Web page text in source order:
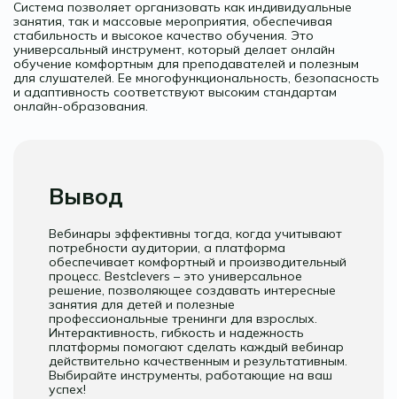
Система позволяет организовать как индивидуальные
занятия, так и массовые мероприятия, обеспечивая
стабильность и высокое качество обучения. Это
универсальный инструмент, который делает онлайн
обучение комфортным для преподавателей и полезным
для слушателей. Ее многофункциональность, безопасность
и адаптивность соответствуют высоким стандартам
онлайн-образования.
Вывод
Вебинары эффективны тогда, когда учитывают
потребности аудитории, а платформа
обеспечивает комфортный и производительный
процесс. Bestclevers – это универсальное
решение, позволяющее создавать интересные
занятия для детей и полезные
профессиональные тренинги для взрослых.
Интерактивность, гибкость и надежность
платформы помогают сделать каждый вебинар
действительно качественным и результативным.
Выбирайте инструменты, работающие на ваш
успех!